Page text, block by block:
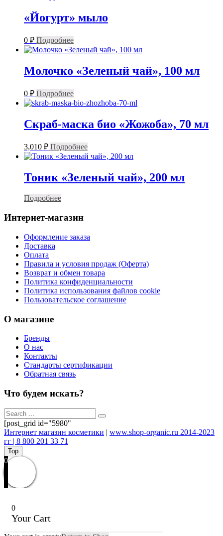
«Йогурт» мыло
0 ₽ Подробнее
Молочко «Зеленый чай», 100 мл
0 ₽ Подробнее
Скраб-маска био «Жожоба», 70 мл
3,010 ₽ Подробнее
Тоник «Зеленый чай», 200 мл
Подробнее
Интернет-магазин
Оформление заказа
Доставка
Оплата
Правила и условия продаж (Оферта)
Возврат и обмен товара
Политика конфиденциальности
Политика использования файлов cookie
Пользовательское соглашение
О магазине
Бренды
О нас
Контакты
Стандарты сертификации
Обратная связь
Что будем искать?
[post_grid id="5980"
Интернет магазин косметики | www.shop-organic.ru 2014-2023
гг | 8 800 201 33 71
Top
0
0
Your Cart